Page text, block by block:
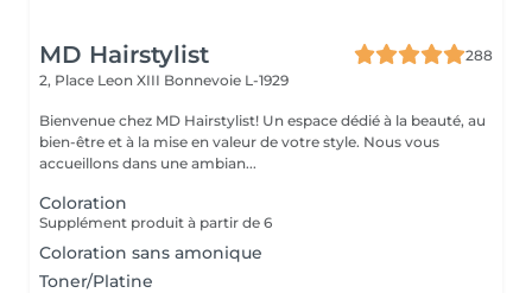
MD Hairstylist
288
2, Place Leon XIII Bonnevoie L-1929
Bienvenue chez MD Hairstylist! Un espace dédié à la beauté, au
bien-être et à la mise en valeur de votre style. Nous vous
accueillons dans une ambian...
Coloration
Supplément produit à partir de 6
Coloration sans amonique
Toner/Platine